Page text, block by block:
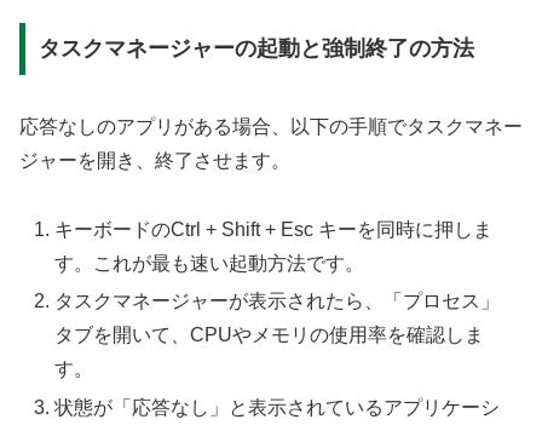
タスクマネージャーの起動と強制終了の方法
応答なしのアプリがある場合、以下の手順でタスクマネー
ジャーを開き、終了させます。
キーボードのCtrl + Shift + Esc キーを同時に押しま
す。これが最も速い起動方法です。
タスクマネージャーが表示されたら、「プロセス」
タブを開いて、CPUやメモリの使用率を確認しま
す。
状態が「応答なし」と表示されているアプリケーシ